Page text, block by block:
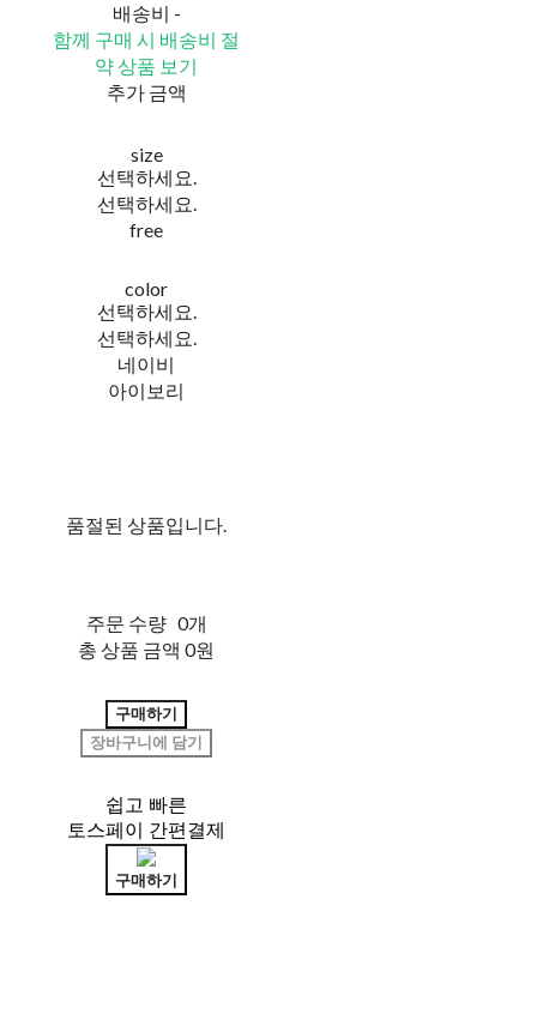
배송비 -
함께 구매 시 배송비 절
약 상품 보기
추가 금액
size
선택하세요.
선택하세요.
free
color
선택하세요.
선택하세요.
네이비
아이보리
품절된 상품입니다.
주문 수량 0개
총 상품 금액 0원
구매하기
장바구니에 담기
쉽고 빠른
토스페이 간편결제
구매하기